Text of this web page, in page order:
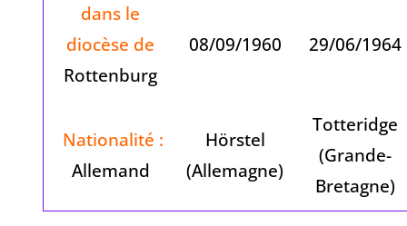
dans le
diocèse de
Rottenburg
08/09/1960 29/06/1964
Nationalité :
Allemand
Hörstel
(Allemagne)
Totteridge
(Grande-
Bretagne)